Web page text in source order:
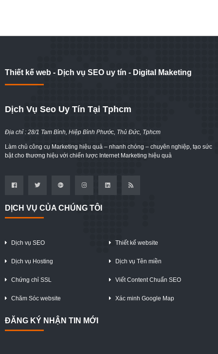
Thiết kế web - Dịch vụ SEO uy tín - Digital Maketing
Dịch Vụ Seo Uy Tín Tại Tphcm
Địa chỉ : 28/1 Tam Bình, Hiệp Bình Phước, Thủ Đức, Tphcm
Làm chủ công cụ Marketing hiệu quả – nhanh chóng – chuyên nghiệp, tạo sức
bật cho thương hiệu với chiến lược Internet Marketing hiệu quả
DỊCH VỤ CỦA CHÚNG TÔI
Dịch vụ SEO Thiết kế website
Dịch vụ Hosting Dịch vụ Tên miền
Chứng chỉ SSL Viết Content Chuẩn SEO
Chăm Sóc website Xác minh Google Map
ĐĂNG KÝ NHẬN TIN MỚI